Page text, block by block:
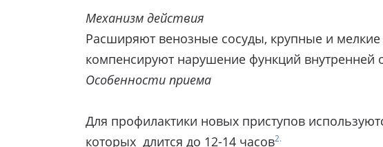
Механизм действия
Расширяют венозные сосуды, крупные и
компенсируют нарушение функций внутренней
Особенности приема
Для профилактики новых приступов
которых длится до 12-14 часов2.